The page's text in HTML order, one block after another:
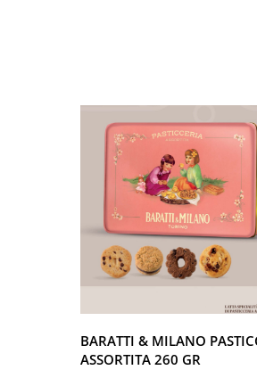
BARATTI & MILANO
ASSORTITA 260 GR